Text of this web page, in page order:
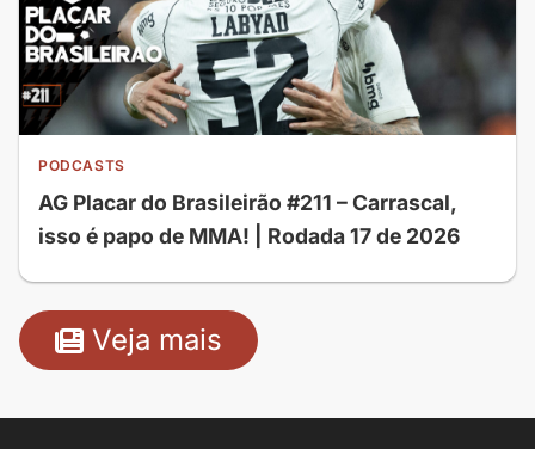
PODCASTS
AG Placar do Brasileirão #211 – Carrascal,
isso é papo de MMA! | Rodada 17 de 2026
Veja mais